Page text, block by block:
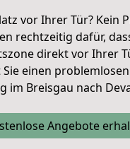
vor Ihrer Tür? Kein
rechtzeitig dafür,
direkt vor Ihrer
einen
im Breisgau nach
Angebote